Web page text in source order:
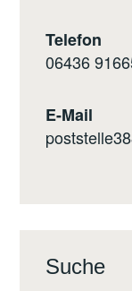
Telefon
06436
E-Mail
Suche